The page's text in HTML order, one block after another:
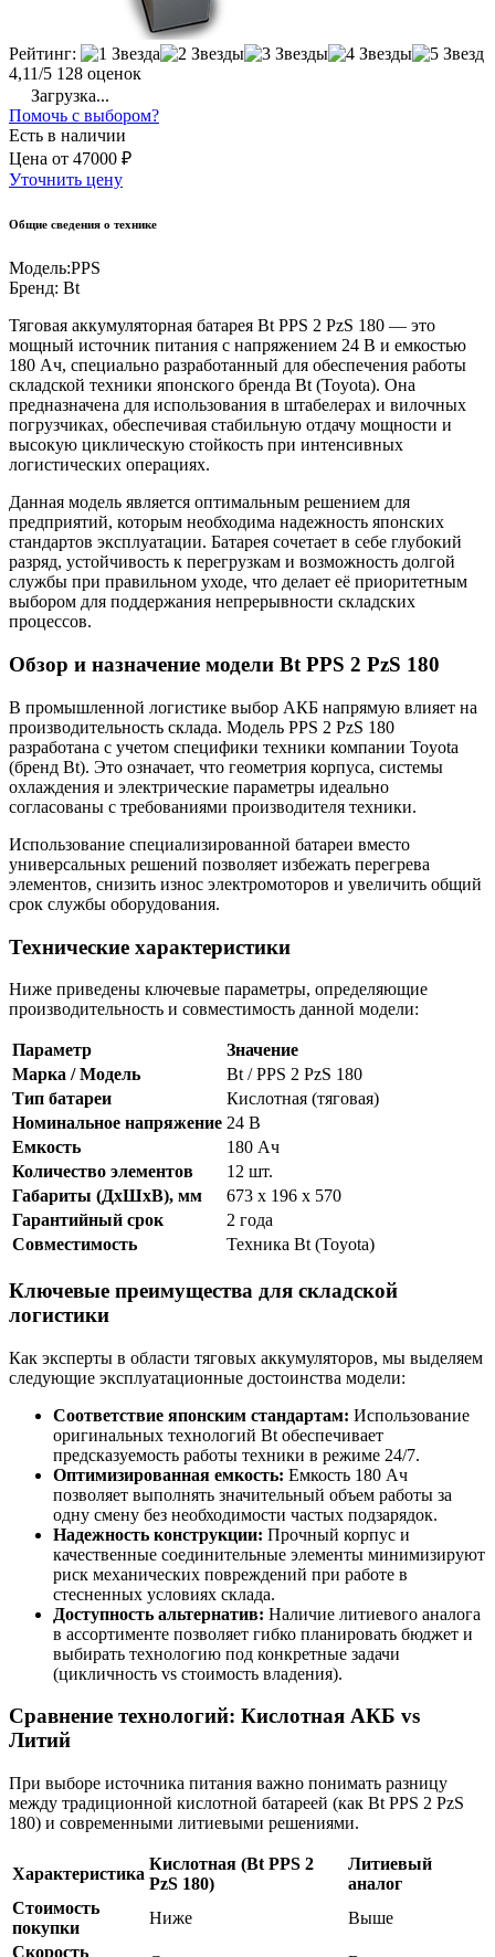
Рейтинг:
4,11/5 128 оценок
Загрузка...
Помочь с выбором?
Есть в наличии
Цена от 47000 ₽
Уточнить цену
Общие сведения о технике
Модель:PPS
Бренд: Bt
Тяговая аккумуляторная батарея Bt PPS 2 PzS 180 — это
мощный источник питания с напряжением 24 В и емкостью
180 Ач, специально разработанный для обеспечения работы
складской техники японского бренда Bt (Toyota). Она
предназначена для использования в штабелерах и вилочных
погрузчиках, обеспечивая стабильную отдачу мощности и
высокую циклическую стойкость при интенсивных
логистических операциях.
Данная модель является оптимальным решением для
предприятий, которым необходима надежность японских
стандартов эксплуатации. Батарея сочетает в себе глубокий
разряд, устойчивость к перегрузкам и возможность долгой
службы при правильном уходе, что делает её приоритетным
выбором для поддержания непрерывности складских
процессов.
Обзор и назначение модели Bt PPS 2 PzS 180
В промышленной логистике выбор АКБ напрямую влияет на
производительность склада. Модель PPS 2 PzS 180
разработана с учетом специфики техники компании Toyota
(бренд Bt). Это означает, что геометрия корпуса, системы
охлаждения и электрические параметры идеально
согласованы с требованиями производителя техники.
Использование специализированной батареи вместо
универсальных решений позволяет избежать перегрева
элементов, снизить износ электромоторов и увеличить общий
срок службы оборудования.
Технические характеристики
Ниже приведены ключевые параметры, определяющие
производительность и совместимость данной модели:
Параметр
Значение
Марка / Модель
Bt / PPS 2 PzS 180
Тип батареи
Кислотная (тяговая)
Номинальное напряжение 24 В
Емкость
180 Ач
Количество элементов
12 шт.
Габариты (ДхШхВ), мм
673 x 196 x 570
Гарантийный срок
2 года
Совместимость
Техника Bt (Toyota)
Ключевые преимущества для складской
логистики
Как эксперты в области тяговых аккумуляторов, мы выделяем
следующие эксплуатационные достоинства модели:
Соответствие японским стандартам: Использование
оригинальных технологий Bt обеспечивает
предсказуемость работы техники в режиме 24/7.
Оптимизированная емкость: Емкость 180 Ач
позволяет выполнять значительный объем работы за
одну смену без необходимости частых подзарядок.
Надежность конструкции: Прочный корпус и
качественные соединительные элементы минимизируют
риск механических повреждений при работе в
стесненных условиях склада.
Доступность альтернатив: Наличие литиевого аналога
в ассортименте позволяет гибко планировать бюджет и
выбирать технологию под конкретные задачи
(цикличность vs стоимость владения).
Сравнение технологий: Кислотная АКБ vs
Литий
При выборе источника питания важно понимать разницу
между традиционной кислотной батареей (как Bt PPS 2 PzS
180) и современными литиевыми решениями.
Характеристика
Кислотная (Bt PPS 2
PzS 180)
Литиевый
аналог
Стоимость
покупки
Ниже
Выше
Скорость